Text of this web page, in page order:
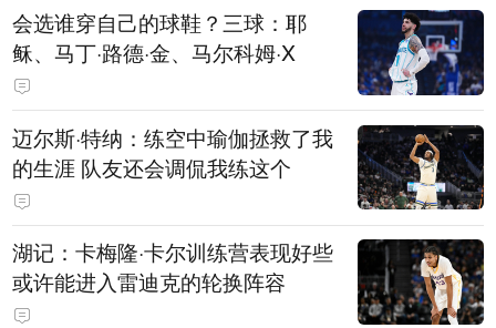
会选谁穿自己的球鞋？三球：耶
稣、马丁·路德·金、马尔科姆·X
迈尔斯·特纳：练空中瑜伽拯救了我
的生涯 队友还会调侃我练这个
湖记：卡梅隆·卡尔训练营表现好些
或许能进入雷迪克的轮换阵容